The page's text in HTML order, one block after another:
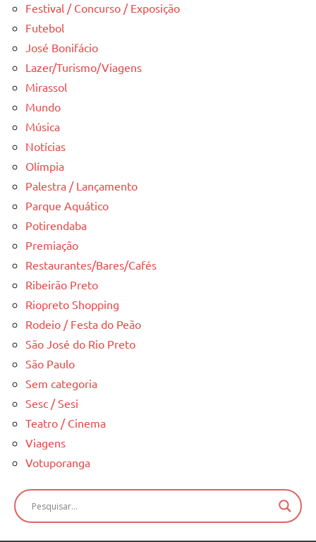
Festival / Concurso / Exposição
Futebol
José Bonifácio
Lazer/Turismo/Viagens
Mirassol
Mundo
Música
Notícias
Olímpia
Palestra / Lançamento
Parque Aquático
Potirendaba
Premiação
Restaurantes/Bares/Cafés
Ribeirão Preto
Riopreto Shopping
Rodeio / Festa do Peão
São José do Rio Preto
São Paulo
Sem categoria
Sesc / Sesi
Teatro / Cinema
Viagens
Votuporanga